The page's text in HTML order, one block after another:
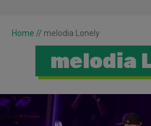
Home // melodia Lonely
melodia